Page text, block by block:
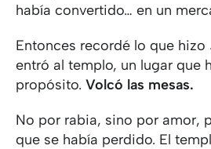
había convertido… en un
Entonces recordé lo que hizo
entró al templo, un lugar que
propósito. Volcó las mesas.
No por rabia, sino por amor,
que se había perdido. El